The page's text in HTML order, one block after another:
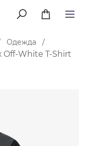
меню
Одежда
/
Off-White T-Shirt